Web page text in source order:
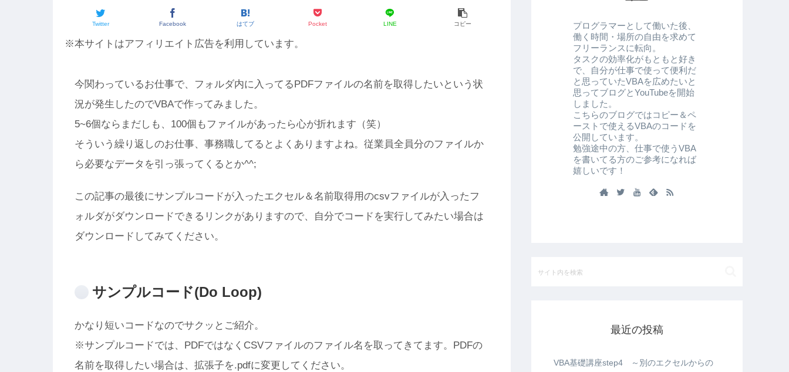
Twitter Facebook はてブ Pocket LINE コピー
※本サイトはアフィリエイト広告を利用しています。
今関わっているお仕事で、フォルダ内に入ってるPDFファイルの名前を取得したいという状
況が発生したのでVBAで作ってみました。
5~6個ならまだしも、100個もファイルがあったら心が折れます（笑）
そういう繰り返しのお仕事、事務職してるとよくありますよね。従業員全員分のファイルか
ら必要なデータを引っ張ってくるとか^^;
この記事の最後にサンプルコードが入ったエクセル＆名前取得用のcsvファイルが入ったフ
ォルダがダウンロードできるリンクがありますので、自分でコードを実行してみたい場合は
ダウンロードしてみてください。
サンプルコード(Do Loop)
かなり短いコードなのでサクッとご紹介。
※サンプルコードでは、PDFではなくCSVファイルのファイル名を取ってきてます。PDFの
名前を取得したい場合は、拡張子を.pdfに変更してください。
プログラマーとして働いた後、
働く時間・場所の自由を求めて
フリーランスに転向。
タスクの効率化がもともと好き
で、自分が仕事で使って便利だ
と思っていたVBAを広めたいと
思ってブログとYouTubeを開始
しました。
こちらのブログではコピー＆ペ
ーストで使えるVBAのコードを
公開しています。
勉強途中の方、仕事で使うVBA
を書いてる方のご参考になれば
嬉しいです！
最近の投稿
VBA基礎講座step4 ～別のエクセルからの